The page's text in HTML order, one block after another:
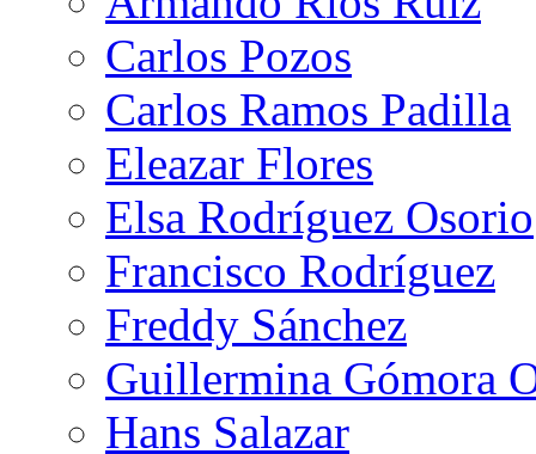
Carlos Pozos
Carlos Ramos Padilla
Eleazar Flores
Elsa Rodríguez Osorio
Francisco Rodríguez
Freddy Sánchez
Guillermina Gómora
Hans Salazar